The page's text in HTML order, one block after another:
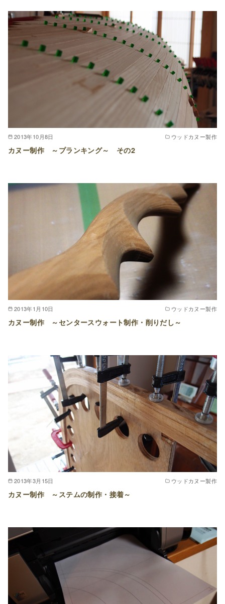
2013年10月8日 ウッドカヌー製作
カヌー制作 ～プランキング～ その2
2013年1月10日 ウッドカヌー製作
カヌー制作 ～センタースウォート制作・削りだし～
2013年3月15日 ウッドカヌー製作
カヌー制作 ～ステムの制作・接着～